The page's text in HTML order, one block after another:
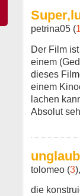
petrina05 (
Der Film
einem
dieses
einem
lachen
Absolut
tolomeo (3
die